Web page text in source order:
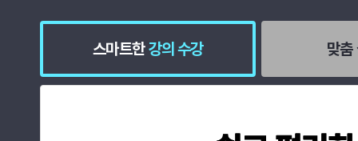
스마트한강의 수강 맞춤